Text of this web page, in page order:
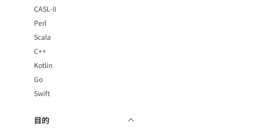
CASL-II
Perl
Scala
C++
Kotlin
Go
Swift
目的